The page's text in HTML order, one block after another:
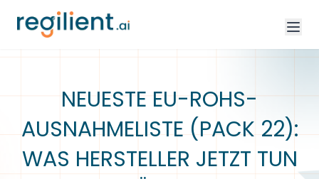
NEUESTE EU-ROHS-
AUSNAHMELISTE (PACK 22):
WAS HERSTELLER JETZT TUN